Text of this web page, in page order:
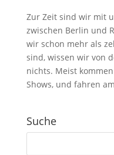
Zur Zeit sind wir mit
zwischen Berlin und
wir schon mehr als
sind, wissen wir von
nichts. Meist
Shows, und fahren
Suche